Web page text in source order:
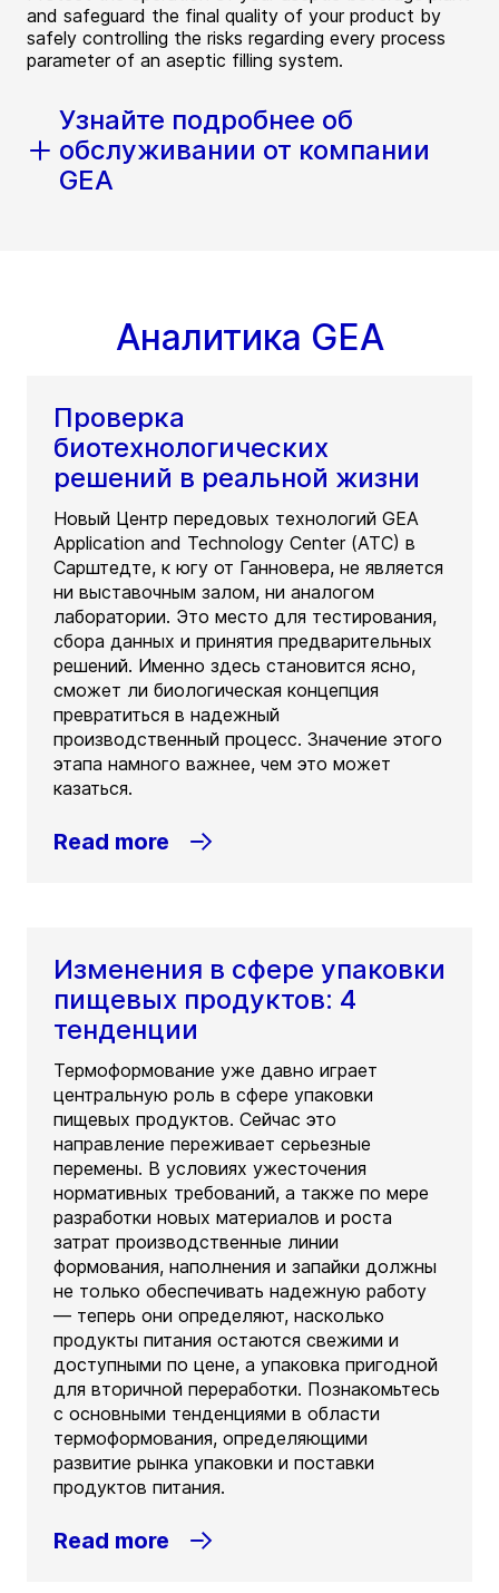
and safeguard the final quality of your product by
safely controlling the risks regarding every process
parameter of an aseptic filling system.
Узнайте подробнее об
обслуживании от компании
GEA
Аналитика GEA
Проверка
биотехнологических
решений в реальной жизни
Новый Центр передовых технологий GEA
Application and Technology Center (ATC) в
Сарштедте, к югу от Ганновера, не является
ни выставочным залом, ни аналогом
лаборатории. Это место для тестирования,
сбора данных и принятия предварительных
решений. Именно здесь становится ясно,
сможет ли биологическая концепция
превратиться в надежный
производственный процесс. Значение этого
этапа намного важнее, чем это может
казаться.
Read more
Изменения в сфере упаковки
пищевых продуктов: 4
тенденции
Термоформование уже давно играет
центральную роль в сфере упаковки
пищевых продуктов. Сейчас это
направление переживает серьезные
перемены. В условиях ужесточения
нормативных требований, а также по мере
разработки новых материалов и роста
затрат производственные линии
формования, наполнения и запайки должны
не только обеспечивать надежную работу
— теперь они определяют, насколько
продукты питания остаются свежими и
доступными по цене, а упаковка пригодной
для вторичной переработки. Познакомьтесь
с основными тенденциями в области
термоформования, определяющими
развитие рынка упаковки и поставки
продуктов питания.
Read more